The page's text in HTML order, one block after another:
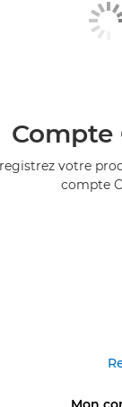
Compte
votre
compte